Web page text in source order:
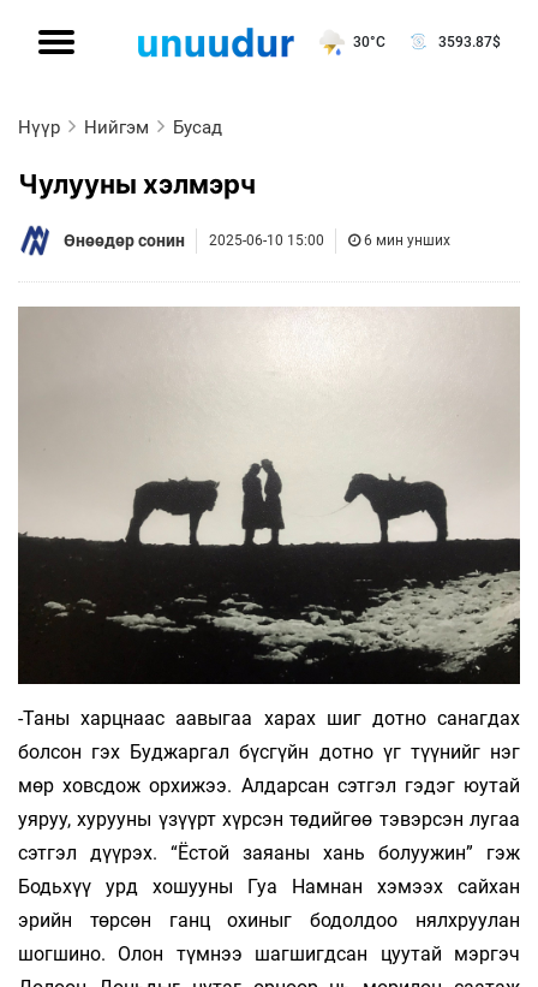
30°C 3593.87$
Нүүр Нийгэм Бусад
Чулууны хэлмэрч
Өнөөдөр сонин 2025-06-10 15:00 6 мин унших
-Таны харцнаас аавыгаа харах шиг дотно санагдах
болсон гэх Буджаргал бүсгүйн дотно үг түүнийг нэг
мөр ховсдож орхижээ. Алдарсан сэтгэл гэдэг юутай
уяруу, хурууны үзүүрт хүрсэн төдийгөө тэвэрсэн лугаа
сэтгэл дүүрэх. “Ёстой заяаны хань болуужин” гэж
Бодьхүү урд хошууны Гуа Намнан хэмээх сайхан
эрийн төрсөн ганц охиныг бодолдоо нялхруулан
шогшино. Олон түмнээ шагшигдсан цуутай мэргэч